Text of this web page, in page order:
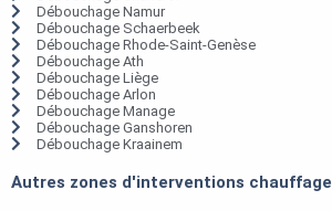
Débouchage Namur
Débouchage Schaerbeek
Débouchage Rhode-Saint-Genèse
Débouchage Ath
Débouchage Liège
Débouchage Arlon
Débouchage Manage
Débouchage Ganshoren
Débouchage Kraainem
Autres zones d'interventions chauffage